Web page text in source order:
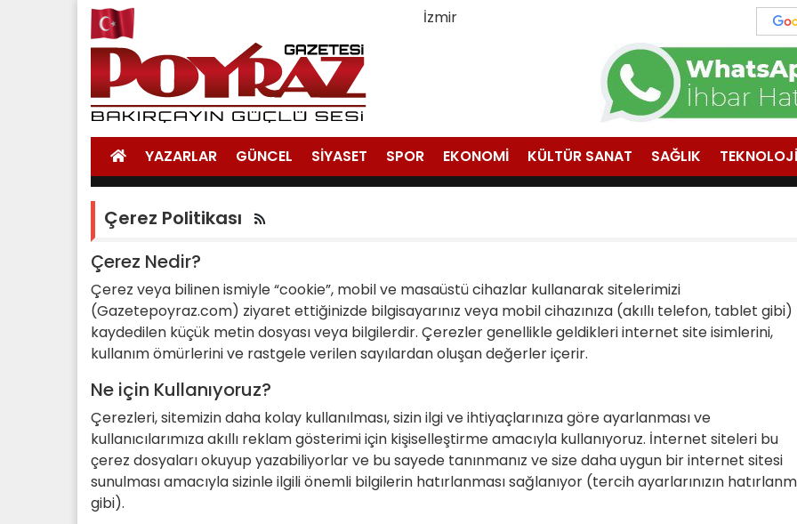
İzmir
YAZARLAR GÜNCEL SİYASET SPOR EKONOMİ KÜLTÜR SANAT SAĞLIK TEKNOLOJİ
Çerez Politikası
Çerez Nedir?
Çerez veya bilinen ismiyle “cookie”, mobil ve masaüstü cihazlar kullanarak sitelerimizi
(Gazetepoyraz.com) ziyaret ettiğinizde bilgisayarınız veya mobil cihazınıza (akıllı telefon, tablet gibi)
kaydedilen küçük metin dosyası veya bilgilerdir. Çerezler genellikle geldikleri internet site isimlerini,
kullanım ömürlerini ve rastgele verilen sayılardan oluşan değerler içerir.
Ne için Kullanıyoruz?
Çerezleri, sitemizin daha kolay kullanılması, sizin ilgi ve ihtiyaçlarınıza göre ayarlanması ve
kullanıcılarımıza akıllı reklam gösterimi için kişiselleştirme amacıyla kullanıyoruz. İnternet siteleri bu
çerez dosyaları okuyup yazabiliyorlar ve bu sayede tanınmanız ve size daha uygun bir internet sitesi
sunulması amacıyla sizinle ilgili önemli bilgilerin hatırlanması sağlanıyor (tercih ayarlarınızın
gibi).